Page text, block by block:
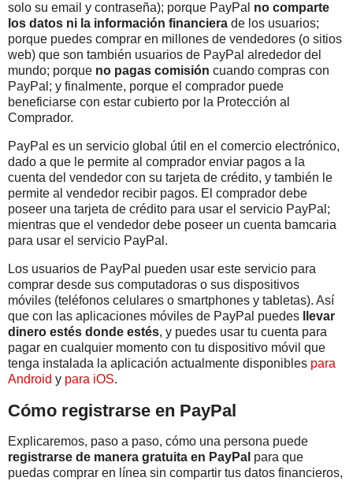
solo su email y contraseña); porque PayPal no comparte
los datos ni la información financiera de los usuarios;
porque puedes comprar en millones de vendedores (o sitios
web) que son también usuarios de PayPal alrededor del
mundo; porque no pagas comisión cuando compras con
PayPal; y finalmente, porque el comprador puede
beneficiarse con estar cubierto por la Protección al
Comprador.
PayPal es un servicio global útil en el comercio electrónico,
dado a que le permite al comprador enviar pagos a la
cuenta del vendedor con su tarjeta de crédito, y también le
permite al vendedor recibir pagos. El comprador debe
poseer una tarjeta de crédito para usar el servicio PayPal;
mientras que el vendedor debe poseer un cuenta bamcaria
para usar el servicio PayPal.
Los usuarios de PayPal pueden usar este servicio para
comprar desde sus computadoras o sus dispositivos
móviles (teléfonos celulares o smartphones y tabletas). Así
que con las aplicaciones móviles de PayPal puedes
llevar
dinero estés donde estés, y puedes usar tu cuenta para
pagar en cualquier momento con tu dispositivo móvil que
tenga instalada la aplicación actualmente disponibles para
Android y para iOS.
Cómo registrarse en PayPal
Explicaremos, paso a paso, cómo una persona puede
registrarse de manera gratuita en PayPal para que
puedas comprar en línea sin compartir tus datos financieros,